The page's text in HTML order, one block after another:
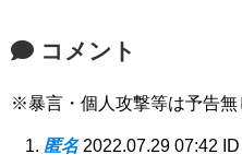
コメント
※暴言・個人攻撃等は予告無
匿名 2022.07.29 07:42